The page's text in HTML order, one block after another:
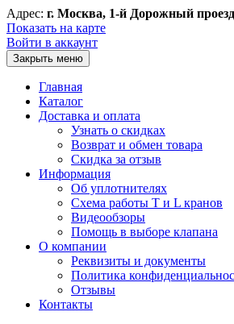
Адрес: г. Москва, 1-й Дорожный
Показать на карте
Войти в аккаунт
Закрыть меню
Главная
Каталог
Доставка и оплата
Узнать о скидках
Возврат и обмен товара
Скидка за отзыв
Информация
Об уплотнителях
Схема работы T и L кранов
Видеообзоры
Помощь в выборе клапана
О компании
Реквизиты и документы
Политика
Отзывы
Контакты